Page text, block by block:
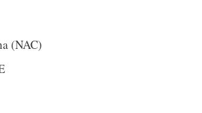
(NAC)